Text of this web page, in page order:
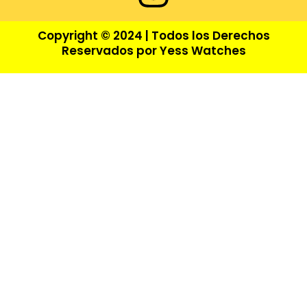
Copyright © 2024 | Todos los Derechos
Reservados por Yess Watches